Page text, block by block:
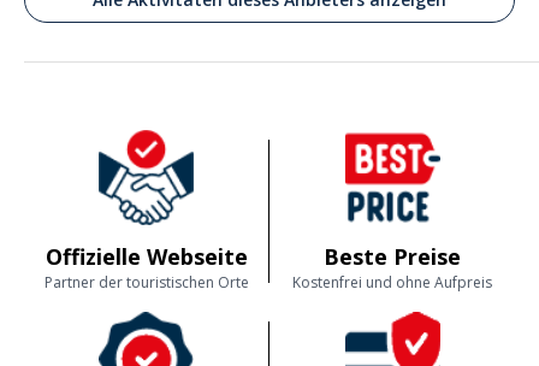
Offizielle Webseite
Partner der touristischen Orte
Beste Preise
Kostenfrei und ohne Aufpreis